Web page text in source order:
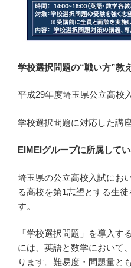
学校選択問題の“戦い方”教
平成29年度埼玉県公立高校
学校選択問題に対応した講座
EIMEIグループに所属して
埼玉県の公立高校入試にお
る高校を第1志望とする生
す。
「学校選択問題」を導入す
には、英語と数学において
ります。難易度・問題量と